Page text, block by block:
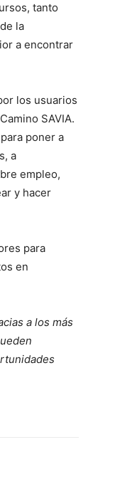
tanto
la
a encontrar
los usuarios
SAVIA.
poner a
a
empleo,
y hacer
para
en
a los más